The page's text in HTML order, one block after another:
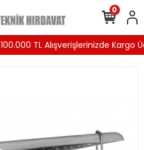
100.000 TL Alışverişlerinizde Kargo
0